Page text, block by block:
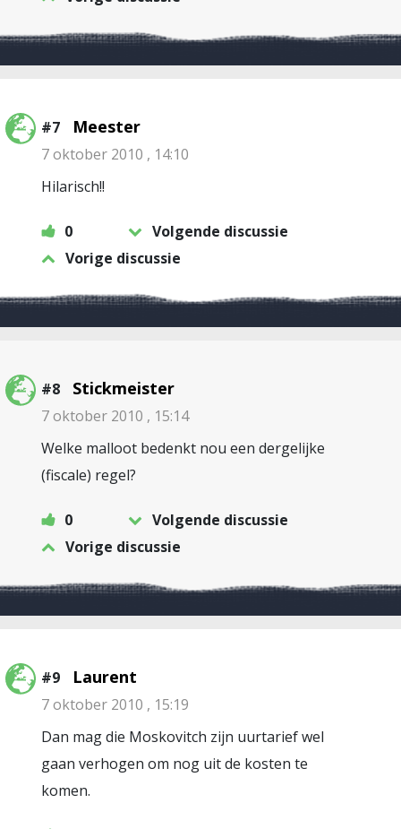
#7 Meester
7 oktober 2010 , 14:10
Hilarisch!!
0
Volgende discussie
Vorige discussie
#8 Stickmeister
7 oktober 2010 , 15:14
Welke malloot bedenkt nou een dergelijke
(fiscale) regel?
0
Volgende discussie
Vorige discussie
#9 Laurent
7 oktober 2010 , 15:19
Dan mag die Moskovitch zijn uurtarief wel
gaan verhogen om nog uit de kosten te
komen.